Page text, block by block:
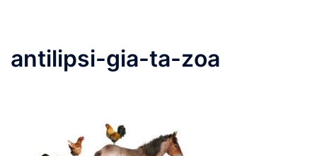
antilipsi-gia-ta-zoa